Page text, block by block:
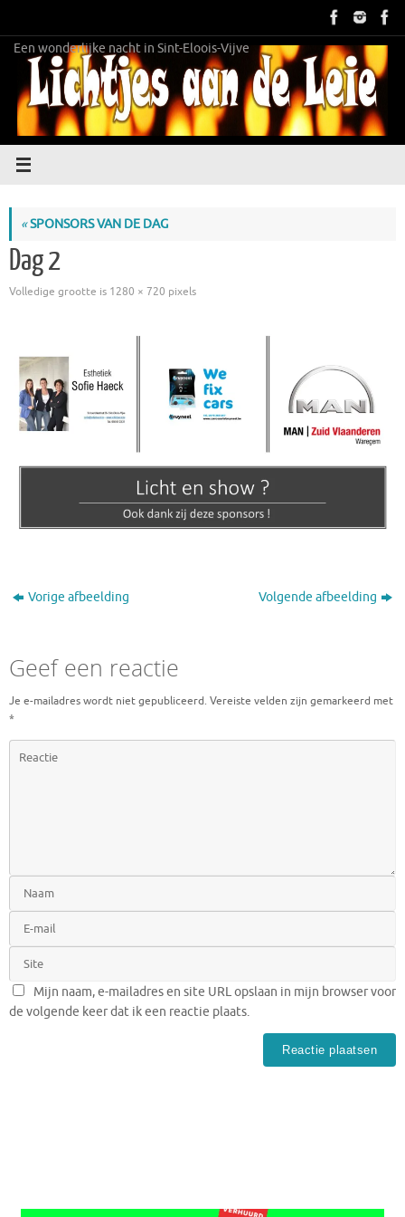
inhoud
Een wonderlijke nacht in Sint-Eloois-Vijve
«SPONSORS VAN DE DAG
Dag 2
Volledige grootte is 1280 × 720 pixels
Vorige afbeelding Volgende afbeelding
Geef een reactie
Je e-mailadres wordt niet gepubliceerd. Vereiste velden zijn gemarkeerd met
*
Mijn naam, e-mailadres en site URL opslaan in mijn browser voor
de volgende keer dat ik een reactie plaats.